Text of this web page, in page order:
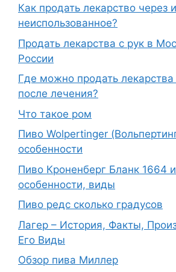
Как продать лекарство через
неиспользованное?
Продать лекарства с рук в
России
Где можно продать
после лечения?
Что такое ром
Пиво Wolpertinger
особенности
Пиво Кроненберг Бланк 1664
особенности, виды
Пиво редс сколько градусов
Лагер – История, Факты,
Его Виды
Обзор пива Миллер